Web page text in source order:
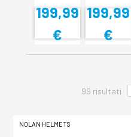
199,99
€
199,99
€
99 risultati
NOLAN HELMETS